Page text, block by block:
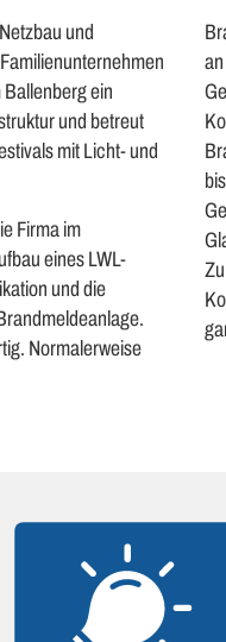
und
ein
und betreut
mit Licht- und
Firma im
eines LWL-
und die
Normalerweise